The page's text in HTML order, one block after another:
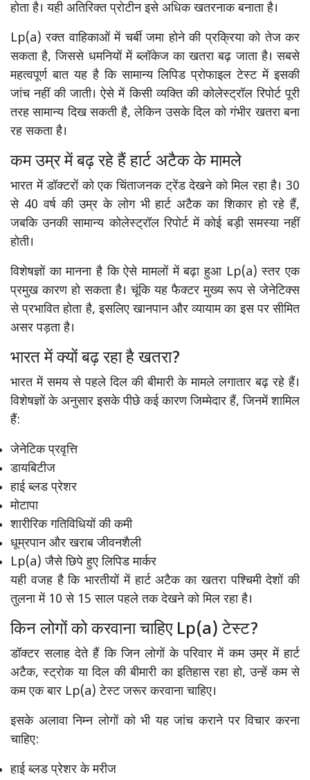
होता है। यही अतिरिक्त प्रोटीन इसे अधिक खतरनाक बनाता है।
Lp(a) रक्त वाहिकाओं में चर्बी जमा होने की प्रक्रिया को तेज कर
सकता है, जिससे धमनियों में ब्लॉकेज का खतरा बढ़ जाता है। सबसे
महत्वपूर्ण बात यह है कि सामान्य लिपिड प्रोफाइल टेस्ट में इसकी
जांच नहीं की जाती। ऐसे में किसी व्यक्ति की कोलेस्ट्रॉल रिपोर्ट पूरी
तरह सामान्य दिख सकती है, लेकिन उसके दिल को गंभीर खतरा बना
रह सकता है।
कम उम्र में बढ़ रहे हैं हार्ट अटैक के मामले
भारत में डॉक्टरों को एक चिंताजनक ट्रेंड देखने को मिल रहा है। 30
से 40 वर्ष की उम्र के लोग भी हार्ट अटैक का शिकार हो रहे हैं,
जबकि उनकी सामान्य कोलेस्ट्रॉल रिपोर्ट में कोई बड़ी समस्या नहीं
होती।
विशेषज्ञों का मानना है कि ऐसे मामलों में बढ़ा हुआ Lp(a) स्तर एक
प्रमुख कारण हो सकता है। चूंकि यह फैक्टर मुख्य रूप से जेनेटिक्स
से प्रभावित होता है, इसलिए खानपान और व्यायाम का इस पर सीमित
असर पड़ता है।
भारत में क्यों बढ़ रहा है खतरा?
भारत में समय से पहले दिल की बीमारी के मामले लगातार बढ़ रहे हैं।
विशेषज्ञों के अनुसार इसके पीछे कई कारण जिम्मेदार हैं, जिनमें शामिल
हैं:
जेनेटिक प्रवृत्ति
डायबिटीज
हाई ब्लड प्रेशर
मोटापा
शारीरिक गतिविधियों की कमी
धूम्रपान और खराब जीवनशैली
Lp(a) जैसे छिपे हुए लिपिड मार्कर
यही वजह है कि भारतीयों में हार्ट अटैक का खतरा पश्चिमी देशों की
तुलना में 10 से 15 साल पहले तक देखने को मिल रहा है।
किन लोगों को करवाना चाहिए Lp(a) टेस्ट?
डॉक्टर सलाह देते हैं कि जिन लोगों के परिवार में कम उम्र में हार्ट
अटैक, स्ट्रोक या दिल की बीमारी का इतिहास रहा हो, उन्हें कम से
कम एक बार Lp(a) टेस्ट जरूर करवाना चाहिए।
इसके अलावा निम्न लोगों को भी यह जांच कराने पर विचार करना
चाहिए:
हाई ब्लड प्रेशर के मरीज